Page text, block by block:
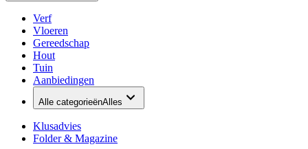
Verf
Vloeren
Gereedschap
Hout
Tuin
Aanbiedingen
Alle categorieënAlles
Klusadvies
Folder & Magazine